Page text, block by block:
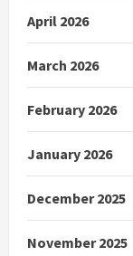
April 2026
March 2026
February 2026
January 2026
December 2025
November 2025